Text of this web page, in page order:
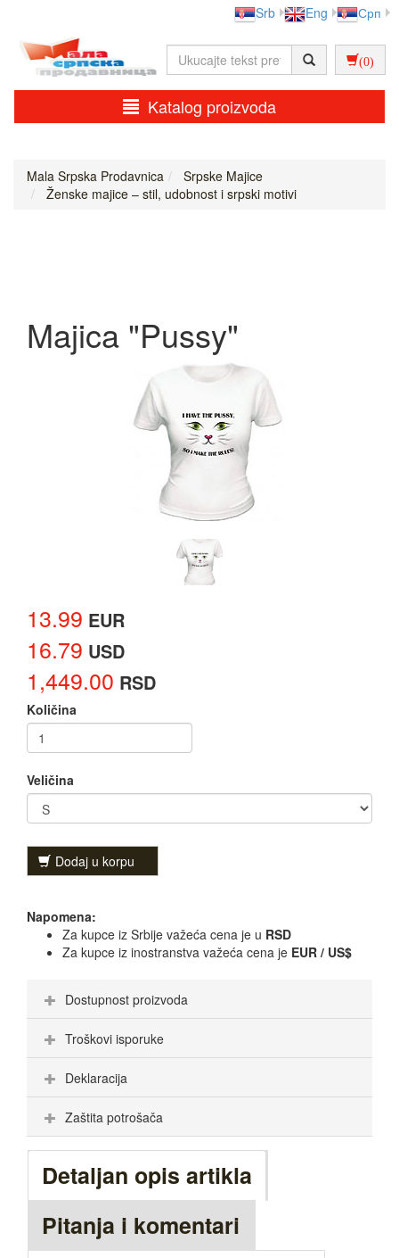
Srb Eng Срп
(0)
Katalog proizvoda
Mala Srpska Prodavnica
Srpske Majice
Ženske majice – stil, udobnost i srpski motivi
Majica "Pussy"
13.99 EUR
16.79 USD
1,449.00 RSD
Količina
Veličina
Dodaj u korpu
Napomena:
Za kupce iz Srbije važeća cena je u RSD
Za kupce iz inostranstva važeća cena je EUR / US$
Dostupnost proizvoda
Troškovi isporuke
Deklaracija
Zaštita potrošača
Detaljan opis artikla
Pitanja i komentari